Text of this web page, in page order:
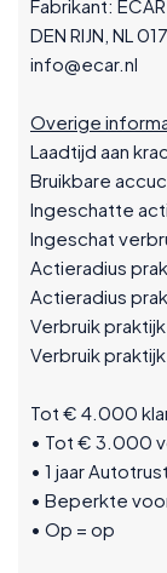
Fabrikant:
DEN RIJN, NL
info@ecar.nl
Overige
Laadtijd aan
Bruikbare
Ingeschatte
Ingeschat
Actieradius
Actieradius
Verbruik
Verbruik
Tot € 4.000
• Tot € 3.000
• 1 jaar
• Beperkte
• Op = op